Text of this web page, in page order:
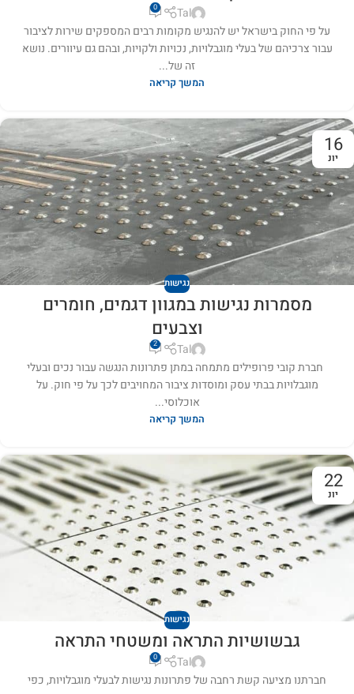
Tal
0
על פי החוק בישראל יש להנגיש מקומות רבים המספקים שירות לציבור
עבור צרכיהם של בעלי מוגבלויות, נכויות ולקויות, ובהם גם עיוורים. נושא
זה של...
המשך קריאה
16
יונ
נגישות
מסמרות נגישות במגוון דגמים, חומרים
וצבעים
Tal
2
חברת קובי פרופילים מתמחה במתן פתרונות הנגשה עבור נכים ובעלי
מוגבלויות בבתי עסק ומוסדות ציבור המחויבים לכך על פי חוק. על
אוכלוסי...
המשך קריאה
22
יונ
נגישות
גבשושיות התראה ומשטחי התראה
Tal
0
חברתנו מציעה קשת רחבה של פתרונות נגישות לבעלי מוגבלויות, כפי